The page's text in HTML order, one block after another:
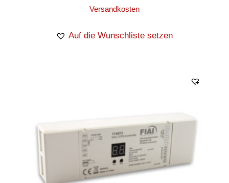
Versandkosten
Auf die Wunschliste setzen